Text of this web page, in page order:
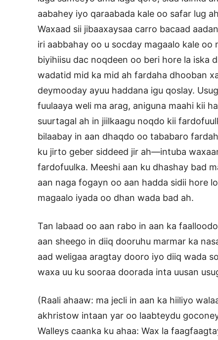
aabahey iyo qaraabada kale oo safar lug
Waxaad sii jibaaxaysaa carro bacaad
iri aabbahay oo u socday magaalo kale
biyihiisu dac noqdeen oo beri hore la iska
wadatid mid ka mid ah fardaha dhooban
deymooday ayuu haddana igu qoslay.
fuulaaya weli ma arag, aniguna maahi kii
suurtagal ah in jiilkaagu noqdo kii
bilaabay in aan dhaqdo oo tababaro
ku jirto geber siddeed jir ah—intuba
fardofuulka. Meeshi aan ku dhashay bad
aan naga fogayn oo aan hadda sidii hore
magaalo iyada oo dhan wada bad ah.
Tan labaad oo aan rabo in aan ka
aan sheego in diiq dooruhu marmar ka
aad weligaa aragtay dooro iyo diiq wada
waxa uu ku sooraa doorada inta uusan
(Raali ahaaw: ma jecli in aan ka hiiliyo
akhristow intaan yar oo laabteydu
Walleys caanka ku ahaa: Wax la